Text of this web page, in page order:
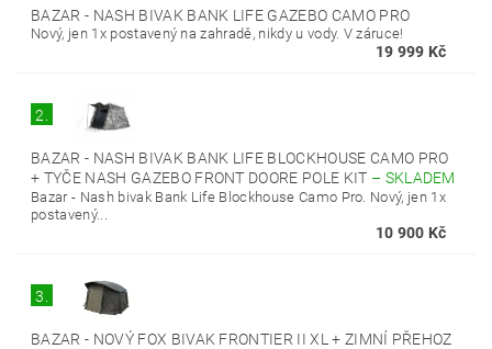
BAZAR - NASH BIVAK BANK LIFE GAZEBO CAMO PRO
Nový, jen 1x postavený na zahradě, nikdy u vody. V záruce!
19 999 Kč
2.
BAZAR - NASH BIVAK BANK LIFE BLOCKHOUSE CAMO PRO
+ TYČE NASH GAZEBO FRONT DOORE POLE KIT – SKLADEM
Bazar - Nash bivak Bank Life Blockhouse Camo Pro. Nový, jen 1x
postavený...
10 900 Kč
3.
BAZAR - NOVÝ FOX BIVAK FRONTIER II XL + ZIMNÍ PŘEHOZ